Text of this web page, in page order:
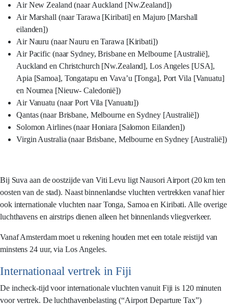
Air New Zealand (naar Auckland [Nw.Zealand])
Air Marshall (naar Tarawa [Kiribati] en Majuro [Marshall
eilanden])
Air Nauru (naar Nauru en Tarawa [Kiribati])
Air Pacific (naar Sydney, Brisbane en Melbourne [Australië],
Auckland en Christchurch [Nw.Zealand], Los Angeles [USA],
Apia [Samoa], Tongatapu en Vava’u [Tonga], Port Vila [Vanuatu]
en Noumea [Nieuw- Caledonië])
Air Vanuatu (naar Port Vila [Vanuatu])
Qantas (naar Brisbane, Melbourne en Sydney [Australië])
Solomon Airlines (naar Honiara [Salomon Eilanden])
Virgin Australia (naar Brisbane, Melbourne en Sydney [Australië])
Bij Suva aan de oostzijde van Viti Levu ligt Nausori Airport (20 km ten
oosten van de stad). Naast binnenlandse vluchten vertrekken vanaf hier
ook internationale vluchten naar Tonga, Samoa en Kiribati. Alle overige
luchthavens en airstrips dienen alleen het binnenlands vliegverkeer.
Vanaf Amsterdam moet u rekening houden met een totale reistijd van
minstens 24 uur, via Los Angeles.
Internationaal vertrek in Fiji
De incheck-tijd voor internationale vluchten vanuit Fiji is 120 minuten
voor vertrek. De luchthavenbelasting (“Airport Departure Tax”)